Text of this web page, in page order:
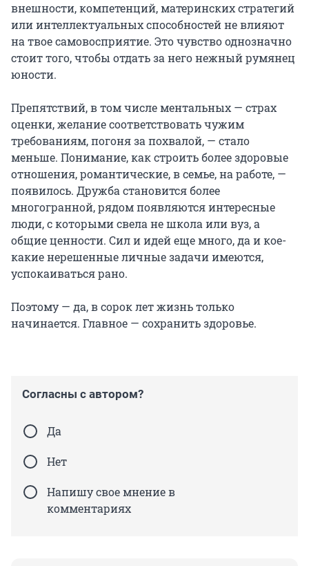
внешности, компетенций, материнских стратегий
или интеллектуальных способностей не влияют
на твое самовосприятие. Это чувство однозначно
стоит того, чтобы отдать за него нежный румянец
юности.
Препятствий, в том числе ментальных — страх
оценки, желание соответствовать чужим
требованиям, погоня за похвалой, — стало
меньше. Понимание, как строить более здоровые
отношения, романтические, в семье, на работе, —
появилось. Дружба становится более
многогранной, рядом появляются интересные
люди, с которыми свела не школа или вуз, а
общие ценности. Сил и идей еще много, да и кое-
какие нерешенные личные задачи имеются,
успокаиваться рано.
Поэтому — да, в сорок лет жизнь только
начинается. Главное — сохранить здоровье.
Согласны с автором?
Да
Нет
Напишу свое мнение в
комментариях